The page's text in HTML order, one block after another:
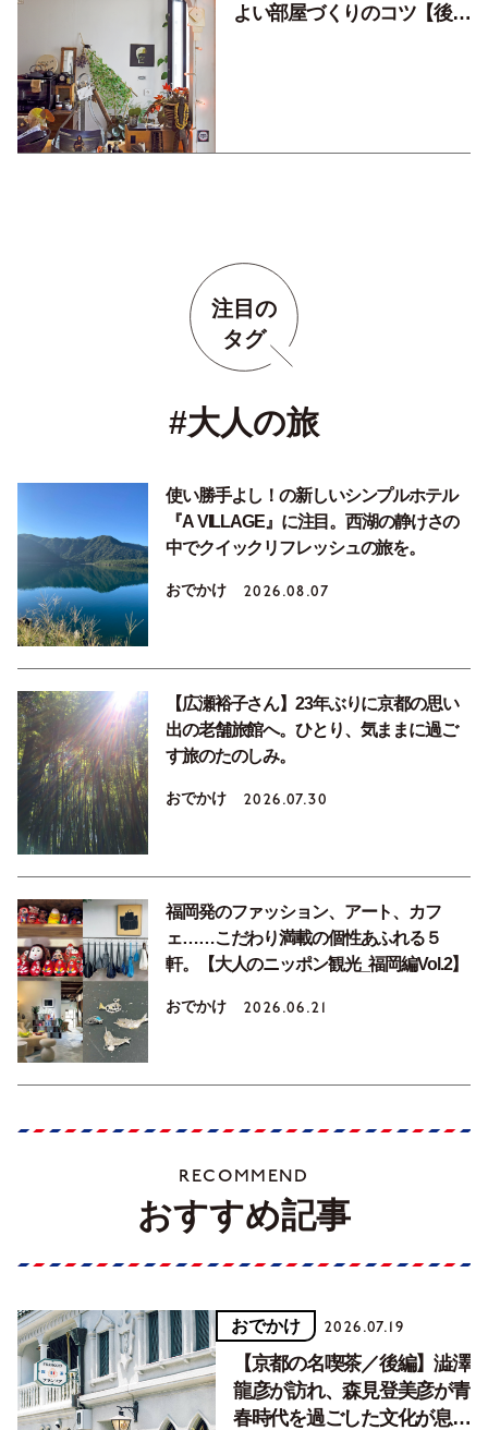
よい部屋づくりのコツ【後
注目の
タグ
#大人の旅
使い勝手よし！の新しいシンプルホテル
『A VILLAGE』に注目。西湖の静けさの
中でクイックリフレッシュの旅を。
おでかけ 2026.08.07
【広瀬裕子さん】23年ぶりに京都の思い
出の老舗旅館へ。ひとり、気ままに過ご
す旅のたのしみ。
おでかけ 2026.07.30
福岡発のファッション、アート、カフ
ェ……こだわり満載の個性あふれる５
軒。【大人のニッポン観光_福岡編Vol.2】
おでかけ 2026.06.21
RECOMMEND
おすすめ記事
おでかけ 2026.07.19
【京都の名喫茶／後編】澁澤
龍彦が訪れ、森見登美彦が青
春時代を過ごした文化が息づ